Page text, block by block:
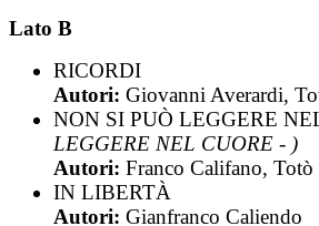
Lato B
RICORDI
Autori: Giovanni Averardi,
NON SI PUÒ LEGGERE
LEGGERE NEL CUORE - )
Autori: Franco Califano, Totò
IN LIBERTÀ
Autori: Gianfranco Caliendo